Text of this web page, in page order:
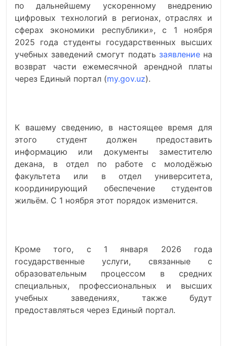
по дальнейшему ускоренному внедрению
цифровых технологий в регионах, отраслях и
сферах экономики республики», с 1 ноября
2025 года студенты государственных высших
учебных заведений смогут подать заявлениена
возврат части ежемесячной арендной платы
через Единый портал (my.gov.uz).
К вашему сведению, в настоящее время для
этого студент должен предоставить
информацию или документы заместителю
декана, в отдел по работе с молодёжью
факультета или в отдел университета,
координирующий обеспечение студентов
жильём. С 1 ноября этот порядок изменится.
Кроме того, с 1 января 2026 года
государственные услуги, связанные с
образовательным процессом в средних
специальных, профессиональных и высших
учебных заведениях, также будут
предоставляться через Единый портал.